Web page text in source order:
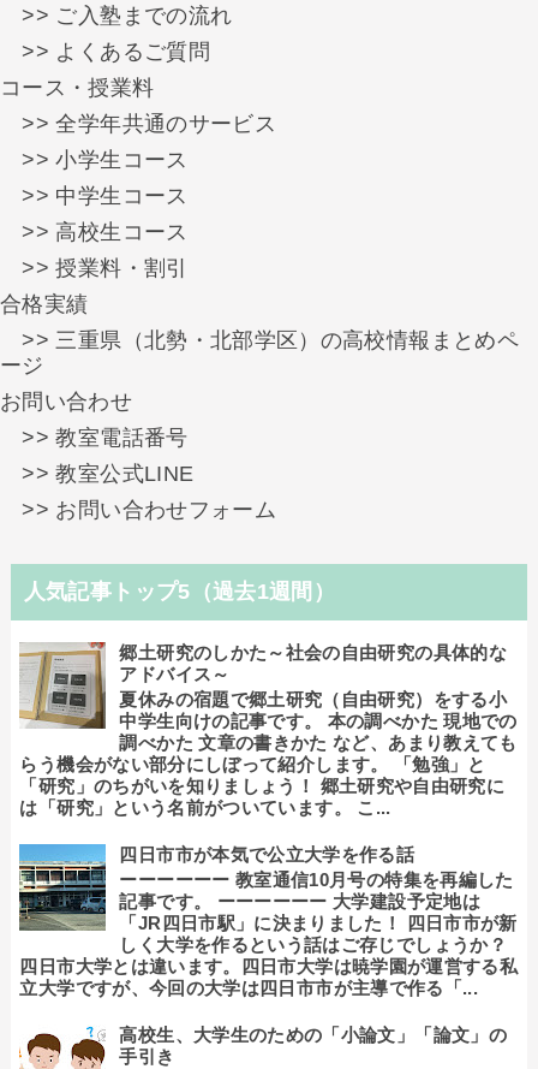
>> ご入塾までの流れ
>> よくあるご質問
コース・授業料
>> 全学年共通のサービス
>> 小学生コース
>> 中学生コース
>> 高校生コース
>> 授業料・割引
合格実績
>> 三重県（北勢・北部学区）の高校情報まとめペ
ージ
お問い合わせ
>> 教室電話番号
>> 教室公式LINE
>> お問い合わせフォーム
人気記事トップ5（過去1週間）
郷土研究のしかた～社会の自由研究の具体的な
アドバイス～
夏休みの宿題で郷土研究（自由研究）をする小
中学生向けの記事です。 本の調べかた 現地での
調べかた 文章の書きかた など、あまり教えても
らう機会がない部分にしぼって紹介します。 「勉強」と
「研究」のちがいを知りましょう！ 郷土研究や自由研究に
は「研究」という名前がついています。 こ...
四日市市が本気で公立大学を作る話
ーーーーーー 教室通信10月号の特集を再編した
記事です。 ーーーーーー 大学建設予定地は
「JR四日市駅」に決まりました！ 四日市市が新
しく大学を作るという話はご存じでしょうか？
四日市大学とは違います。四日市大学は暁学園が運営する私
立大学ですが、今回の大学は四日市市が主導で作る「...
高校生、大学生のための「小論文」「論文」の
手引き